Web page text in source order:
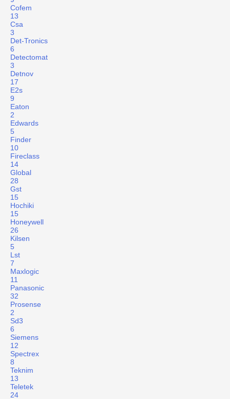
Cofem
13
Csa
3
Det-Tronics
6
Detectomat
3
Detnov
17
E2s
9
Eaton
2
Edwards
5
Finder
10
Fireclass
14
Global
28
Gst
15
Hochiki
15
Honeywell
26
Kilsen
5
Lst
7
Maxlogic
11
Panasonic
32
Prosense
2
Sd3
6
Siemens
12
Spectrex
8
Teknim
13
Teletek
24